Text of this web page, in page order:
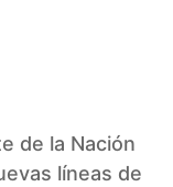
de la Nación
líneas de